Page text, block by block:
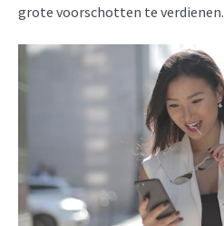
grote voorschotten te verdienen.